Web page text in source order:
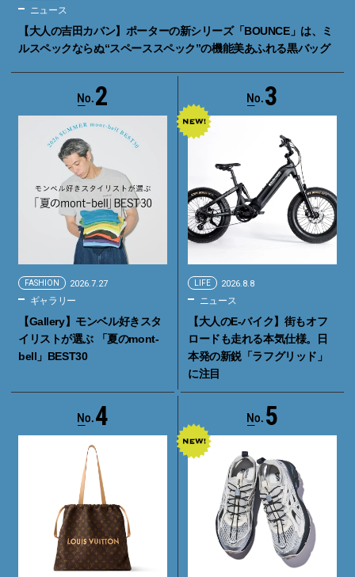
ニュース
【大人の吉田カバン】ポーターの新シリーズ「BOUNCE」は、ミ
ルスペックならぬ“スペーススペック”の機能美あふれる黒バッグ
2
FASHION 2026.7.27
ギャラリー
【Gallery】モンベル好きスタ
イリストが選ぶ 「夏のmont-
bell」BEST30
3
LIFE 2026.8.8
ニュース
【大人のE-バイク】街もオフ
ロードも走れる本気仕様。日
本発の新鋭「ラフグリッド」
に注目
4 5